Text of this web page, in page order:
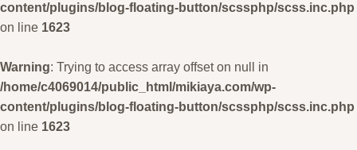
content/plugins/blog-floating-button/scssphp/scss.inc.php
on line 1623
Warning: Trying to access array offset on null in
/home/c4069014/public_html/mikiaya.com/wp-
content/plugins/blog-floating-button/scssphp/scss.inc.php
on line 1623